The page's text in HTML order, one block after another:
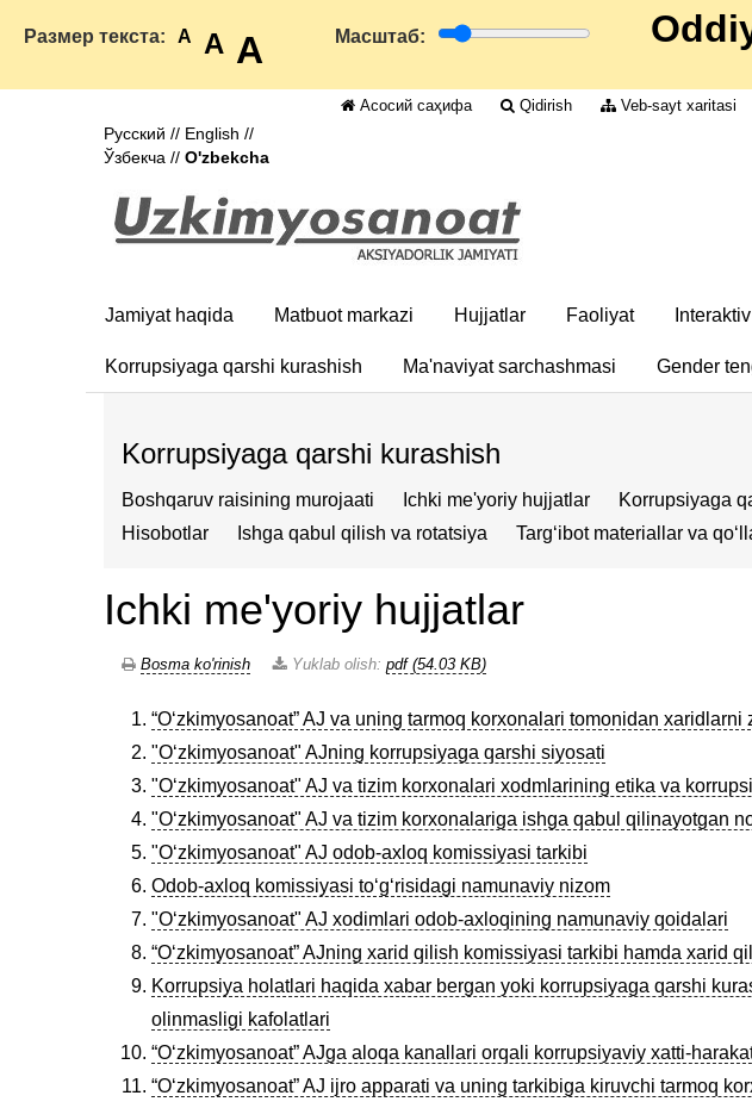
Размер текста: A A A Масштаб:
Асосий саҳифа Qidirish Veb-sayt xaritasi
Русский // English //
Ўзбекча // O'zbekcha
Jamiyat haqida Matbuot markazi Hujjatlar Faoliyat
Korrupsiyaga qarshi kurashish Ma'naviyat sarchashmasi Gender
Korrupsiyaga qarshi kurashish
Boshqaruv raisining murojaati Ichki me'yoriy hujjatlar Korrupsiyaga
Hisobotlar
Ishga qabul qilish va rotatsiya Targʻibot materiallar va
Ichki me'yoriy hujjatlar
Bosma ko'rinish Yuklab olish: pdf (54.03 KB)
“Oʻzkimyosanoat” AJ va uning tarmoq korxonalari tomonidan
"Oʻzkimyosanoat" AJning korrupsiyaga qarshi siyosati
"Oʻzkimyosanoat" AJ va tizim korxonalari xodmlarining etika va
"Oʻzkimyosanoat" AJ va tizim korxonalariga ishga qabul qilinayotgan
"Oʻzkimyosanoat" AJ odob-axloq komissiyasi tarkibi
Odob-axloq komissiyasi toʻgʻrisidagi namunaviy nizom
"Oʻzkimyosanoat" AJ xodimlari odob-axloqining namunaviy qoidalari
“O‘zkimyosanoat” AJning xarid qilish komissiyasi tarkibi hamda xarid
Korrupsiya holatlari haqida xabar bergan yoki korrupsiyaga qarshi
olinmasligi kafolatlari
“Oʻzkimyosanoat” AJga aloqa kanallari orqali korrupsiyaviy xatti-
“Oʻzkimyosanoat” AJ ijro apparati va uning tarkibiga kiruvchi tarmoq